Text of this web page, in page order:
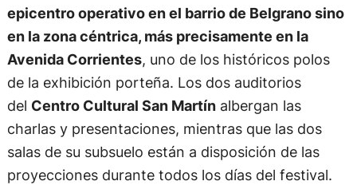
epicentro operativo en el barrio de Belgrano sino
en la zona céntrica, más precisamente en la
Avenida Corrientes, uno de los históricos polos
de la exhibición porteña. Los dos auditorios
del Centro Cultural San Martínalbergan las
charlas y presentaciones, mientras que las dos
salas de su subsuelo están a disposición de las
proyecciones durante todos los días del festival.